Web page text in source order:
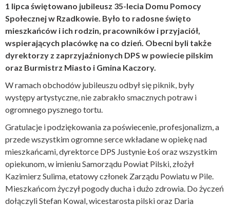
1 lipca świętowano jubileusz 35-lecia Domu Pomocy
Społecznej w Rzadkowie. Było to radosne święto
mieszkańców i ich rodzin, pracowników i przyjaciół,
wspierających placówkę na co dzień. Obecni byli także
dyrektorzy z zaprzyjaźnionych DPS w powiecie pilskim
oraz Burmistrz Miasto i Gmina Kaczory.
W ramach obchodów jubileuszu odbył się piknik, były
występy artystyczne, nie zabrakło smacznych potraw i
ogromnego pysznego tortu.
Gratulacje i podziękowania za poświecenie, profesjonalizm, a
przede wszystkim ogromne serce wkładane w opiekę nad
mieszkańcami, dyrektorce DPS Justynie Łoś oraz wszystkim
opiekunom, w imieniu Samorządu Powiat Pilski, złożył
Kazimierz Sulima, etatowy członek Zarządu Powiatu w Pile.
Mieszkańcom życzył pogody ducha i dużo zdrowia. Do życzeń
dołączyli Stefan Kowal, wicestarosta pilski oraz Daria